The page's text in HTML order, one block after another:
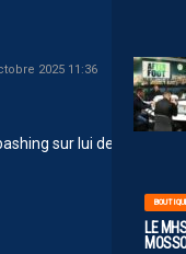
LE
2025 11:36
sur lui de